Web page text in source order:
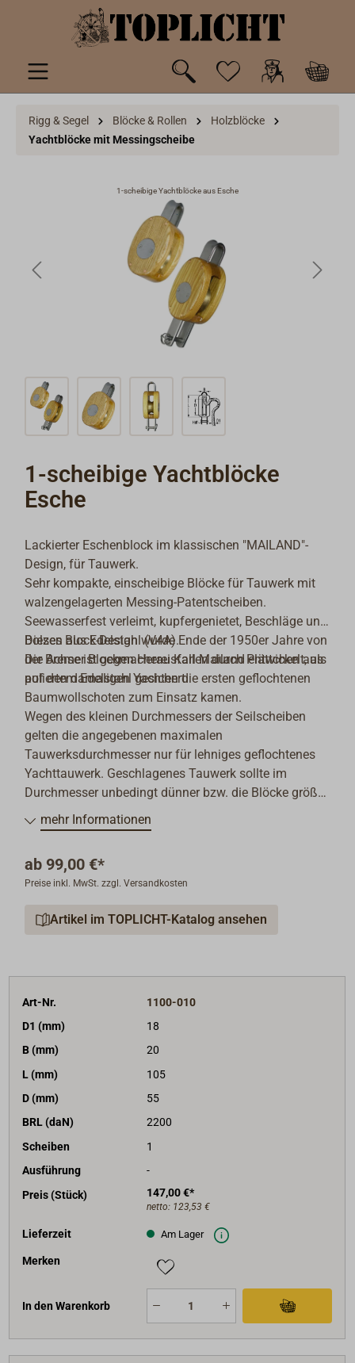
springen
Rigg & Segel Blöcke & Rollen
Holzblöcke
Yachtblöcke mit Messingscheibe
1-scheibige Yachtblöcke aus Esche
1-scheibige Yachtblöcke
Esche
Lackierter Eschenblock im klassischen "MAILAND"-
Design, für Tauwerk.
Sehr kompakte, einscheibige Blöcke für Tauwerk mit
walzengelagerten Messing-Patentscheiben.
Seewasserfest verleimt, kupfergenietet, Beschläge und
Bolzen aus Edelstahl (V4A).
Die Achse ist gegen Herausfallen durch Plättchen aus
poliertem Edelstahl gesichert.
Dieses Block-Design wurde Ende der 1950er Jahre von
der Bremer Blockmacherei Karl Mailand entwickelt, als
auf den damaligen Yachten die ersten geflochtenen
Baumwollschoten zum Einsatz kamen.
Wegen des kleinen Durchmessers der Seilscheiben
gelten die angegebenen maximalen
Tauwerksdurchmesser nur für lehniges geflochtenes
Yachttauwerk. Geschlagenes Tauwerk sollte im
Durchmesser unbedingt dünner bzw. die Blöcke größer
gewählt werden.
(BRL).
mehr Informationen
ab 99,00 €*
Preise inkl. MwSt. zzgl. Versandkosten
Artikel im TOPLICHT-Katalog ansehen
Art-Nr.
1100-010
D1 (mm)
18
B (mm)
20
L (mm)
105
D (mm)
55
BRL (daN)
2200
Scheiben
1
Ausführung
-
Preis (Stück)
147,00 €*
netto: 123,53 €
Lieferzeit Am Lager
Merken
In den Warenkorb